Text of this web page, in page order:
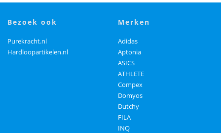
bezoek ook
Purekracht.nl
Hardloopartikelen.nl
merken
Adidas
Aptonia
ASICS
ATHLETE
Compex
Domyos
Dutchy
FILA
INQ